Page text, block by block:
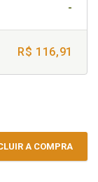
-
R$ 116,91
A COMPRA